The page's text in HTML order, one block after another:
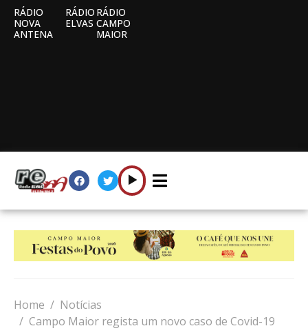
RÁDIO
NOVA
ANTENA
RÁDIO
ELVAS
RÁDIO
CAMPO
MAIOR
Home
Notícias
Campo Maior regista um novo caso de Covid-19